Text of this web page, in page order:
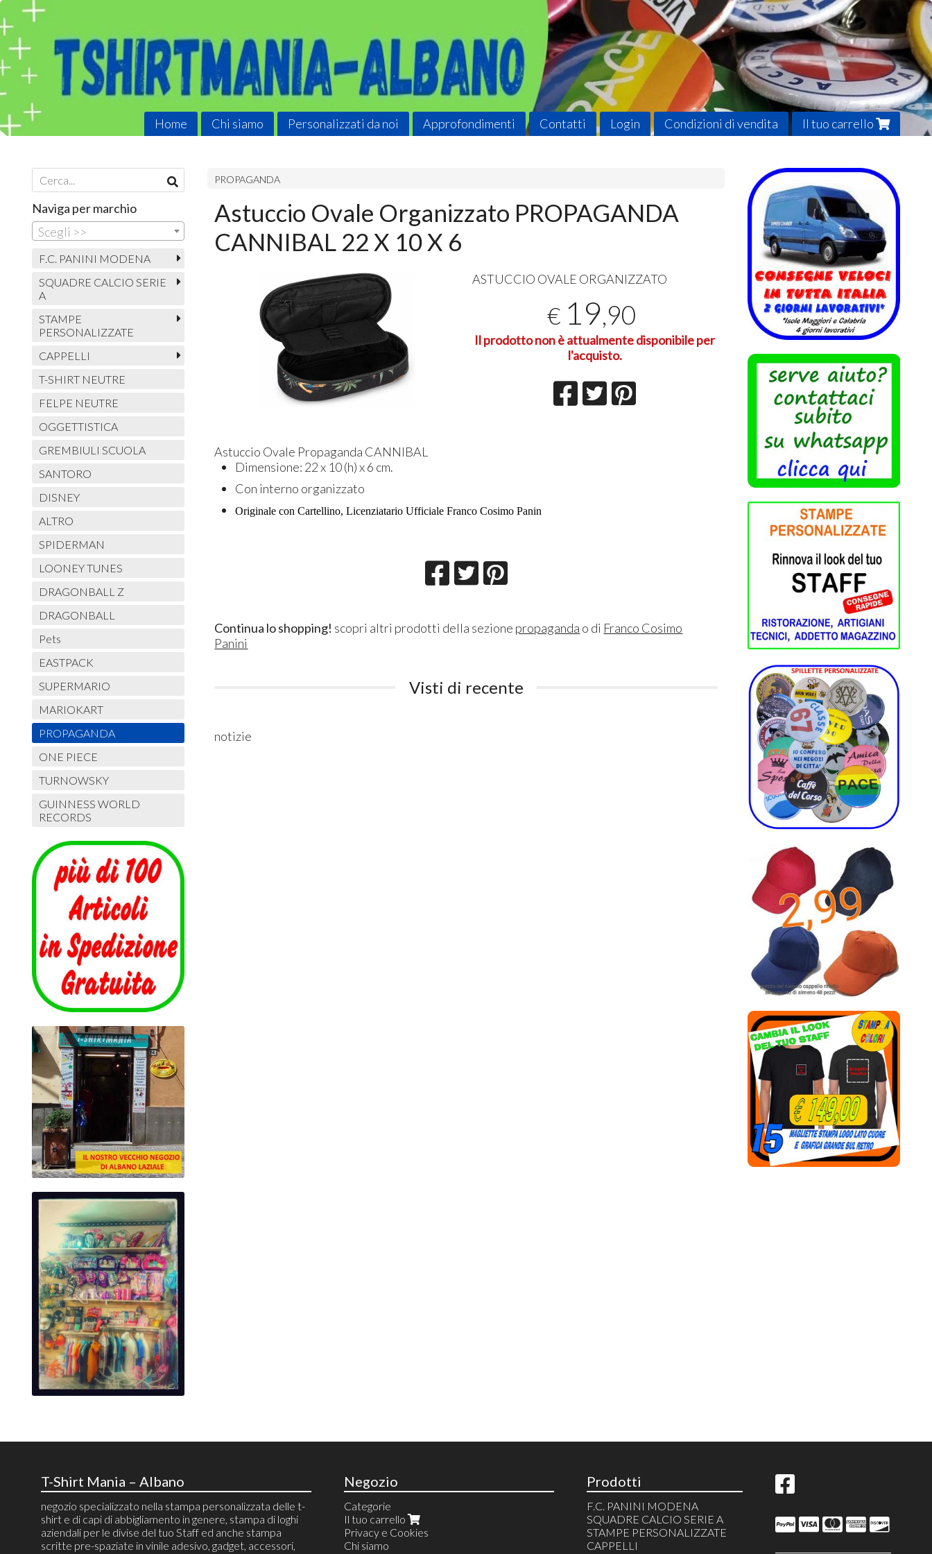
Home Chi siamo Personalizzati da noi Approfondimenti Contatti Login Condizioni di vendita Il tuo carrello
PROPAGANDA
Astuccio Ovale Organizzato PROPAGANDA
CANNIBAL 22 X 10 X 6
ASTUCCIO OVALE ORGANIZZATO
€ 19,90
Il prodotto non è attualmente disponibile per
l'acquisto.
Astuccio Ovale Propaganda CANNIBAL
Dimensione: 22 x 10 (h) x 6 cm.
Con interno organizzato
Originale con Cartellino, Licenziatario Ufficiale Franco Cosimo Panin
Continua lo shopping! scopri altri prodotti della sezione propaganda o di Franco Cosimo
Panini
Visti di recente
notizie
Naviga per marchio
Scegli >>
F.C. PANINI MODENA
SQUADRE CALCIO SERIE
A
STAMPE
PERSONALIZZATE
CAPPELLI
T-SHIRT NEUTRE
FELPE NEUTRE
OGGETTISTICA
GREMBIULI SCUOLA
SANTORO
DISNEY
ALTRO
SPIDERMAN
LOONEY TUNES
DRAGONBALL Z
DRAGONBALL
Pets
EASTPACK
SUPERMARIO
MARIOKART
PROPAGANDA
ONE PIECE
TURNOWSKY
GUINNESS WORLD
RECORDS
T-Shirt Mania – Albano
negozio specializzato nella stampa personalizzata delle t-
shirt e di capi di abbigliamento in genere, stampa di loghi
aziendali per le divise del tuo Staff ed anche stampa
scritte pre-spaziate in vinile adesivo, gadget, accessori,
Negozio
Categorie
Il tuo carrello
Privacy e Cookies
Chi siamo
Prodotti
F.C. PANINI MODENA
SQUADRE CALCIO SERIE A
STAMPE PERSONALIZZATE
CAPPELLI